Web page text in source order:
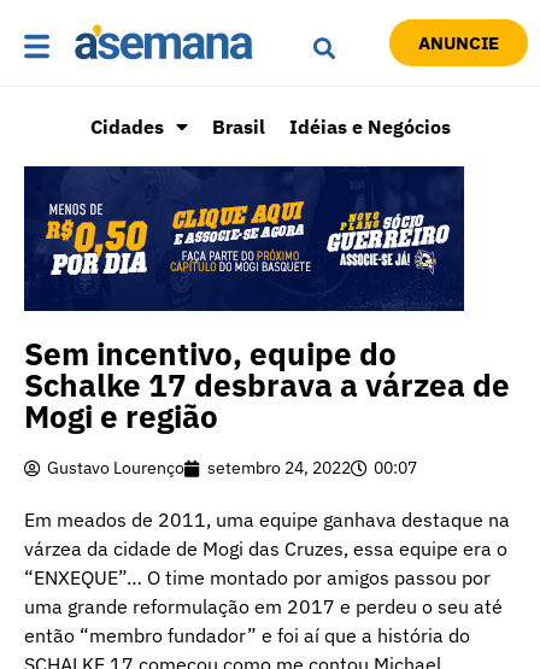
ANUNCIE
Cidades Brasil Idéias e Negócios
Sem incentivo, equipe do
Schalke 17 desbrava a várzea de
Mogi e região
Gustavo Lourenço setembro 24, 2022 00:07
Em meados de 2011, uma equipe ganhava destaque na
várzea da cidade de Mogi das Cruzes, essa equipe era o
“ENXEQUE”… O time montado por amigos passou por
uma grande reformulação em 2017 e perdeu o seu até
então “membro fundador” e foi aí que a história do